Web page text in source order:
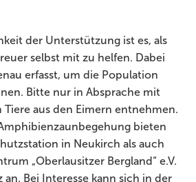
der Unterstützung ist es, als
selbst mit zu helfen. Dabei
erfasst, um die Population
Bitte nur in Absprache mit
aus den Eimern entnehmen.
bieten
in Neukirch als auch
„Oberlausitzer Bergland“ e.V.
an. Bei Interesse kann sich in der